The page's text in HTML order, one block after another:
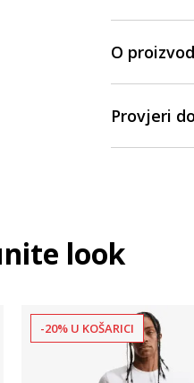
O
Provjeri
look
-20% U KOŠARICI